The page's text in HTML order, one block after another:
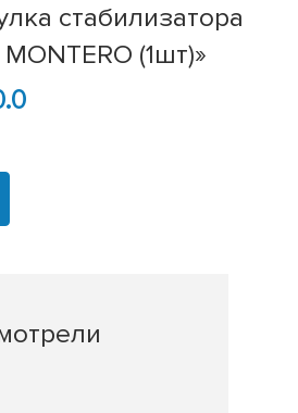
стабилизатора
(1шт)»